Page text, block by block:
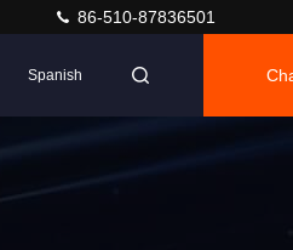
86-510-87836501
Spanish